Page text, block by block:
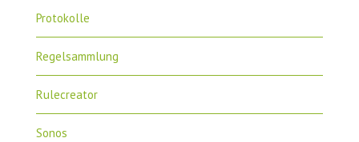
Protokolle
Regelsammlung
Rulecreator
Sonos